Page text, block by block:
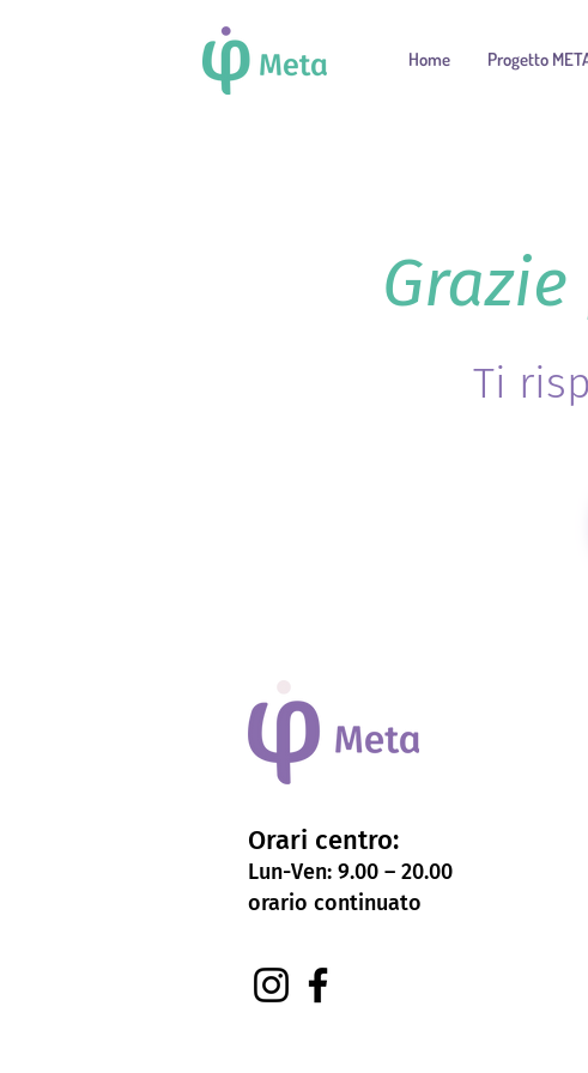
Home Progetto
Ti
Orari centro:
Lun-Ven: 9.00 – 20.00
orario continuato